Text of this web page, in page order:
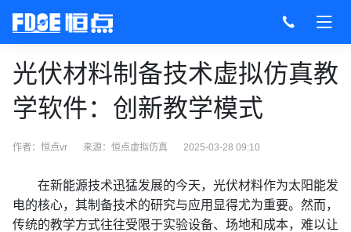
光伏材料制备技术虚拟仿真教
学软件：创新教学模式
作者：恒点vr 来源： 恒点虚拟仿真 2025-03-28 09:10
在新能源技术迅猛发展的今天，光伏材料作为太阳能发
电的核心，其制备技术的研究与应用显得尤为重要。然而，
传统的教学方式往往受限于实验设备、场地和成本，难以让